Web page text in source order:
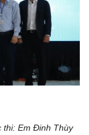
thi: Em Đinh Thùy